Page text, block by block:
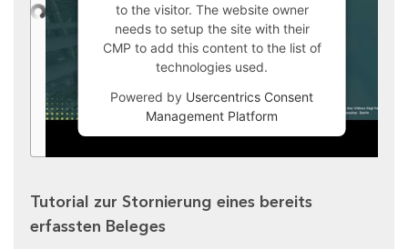
to the visitor. The website owner
needs to setup the site with their
CMP to add this content to the list of
technologies used.
Powered by Usercentrics Consent
Management Platform
Tutorial zur Stornierung eines bereits
erfassten Beleges